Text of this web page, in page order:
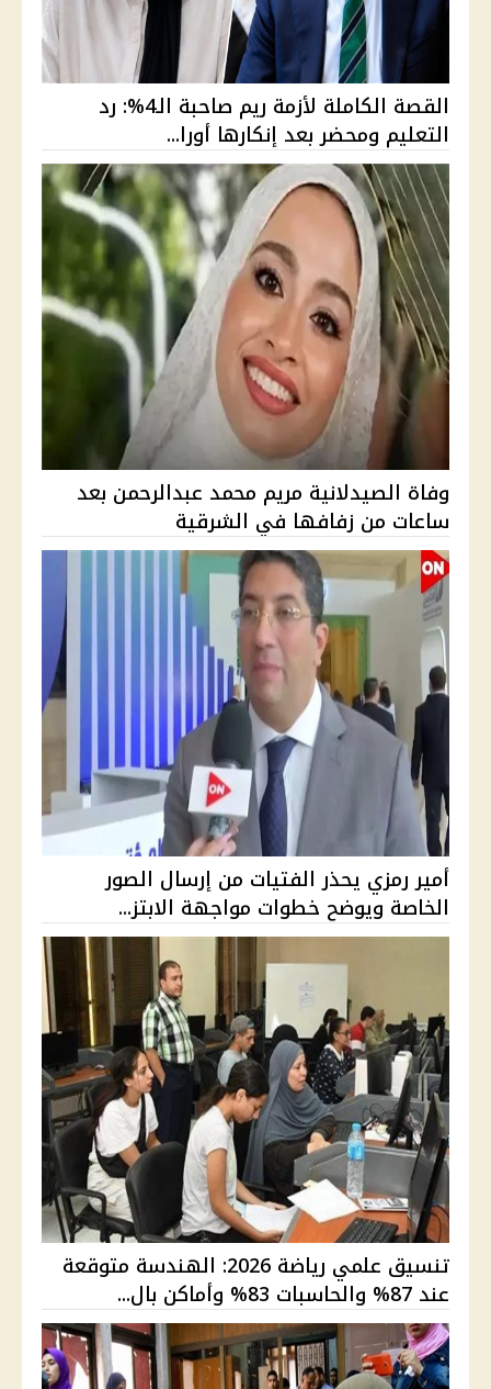
القصة الكاملة لأزمة ريم صاحبة الـ4%: رد
التعليم ومحضر بعد إنكارها أورا...
وفاة الصيدلانية مريم محمد عبدالرحمن بعد
ساعات من زفافها في الشرقية
أمير رمزي يحذر الفتيات من إرسال الصور
الخاصة ويوضح خطوات مواجهة الابتز...
تنسيق علمي رياضة 2026: الهندسة متوقعة
عند 87% والحاسبات 83% وأماكن بال...